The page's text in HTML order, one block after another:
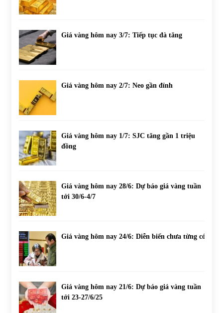
Giá vàng hôm nay 3/7: Tiếp tục đà tăng
Giá vàng hôm nay 2/7: Neo gần đỉnh
Giá vàng hôm nay 1/7: SJC tăng gần 1 triệu
đồng
Giá vàng hôm nay 28/6: Dự báo giá vàng tuần
tới 30/6-4/7
Giá vàng hôm nay 24/6: Diễn biến chưa từng có
Giá vàng hôm nay 21/6: Dự báo giá vàng tuần
tới 23-27/6/25